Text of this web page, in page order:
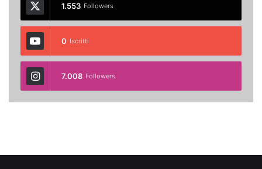
1.553 Followers
0 Iscritti
7.008 Followers